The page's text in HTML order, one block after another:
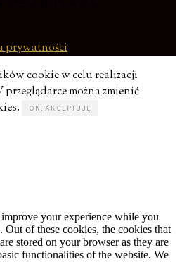
prywatności
cookie w celu realizacji
można zmienić
OK, AKCEPTUJĘ
your experience while you
Out of these cookies, the cookies that
stored on your browser as they are
functionalities of the website. We